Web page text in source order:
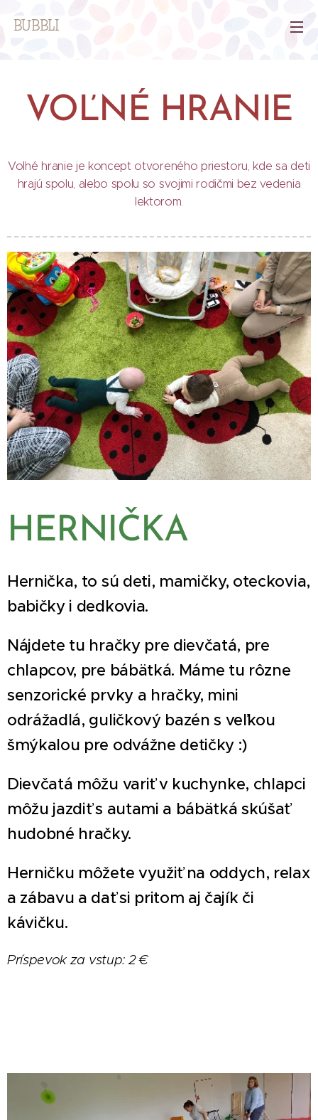
BUBBLI
VOĽNÉ HRANIE
Voľné hranie je koncept otvoreného priestoru, kde sa deti
hrajú spolu, alebo spolu so svojimi rodičmi bez vedenia
lektorom.
HERNIČKA
Hernička, to sú deti, mamičky, oteckovia,
babičky i dedkovia.
Nájdete tu hračky pre dievčatá, pre
chlapcov, pre bábätká. Máme tu rôzne
senzorické prvky a hračky, mini
odrážadlá, guličkový bazén s veľkou
šmýkalou pre odvážne detičky :)
Dievčatá môžu variť v kuchynke, chlapci
môžu jazdiť s autami a bábätká skúšať
hudobné hračky.
Herničku môžete využiť na oddych, relax
a zábavu a dať si pritom aj čajík či
kávičku.
Príspevok za vstup: 2 €